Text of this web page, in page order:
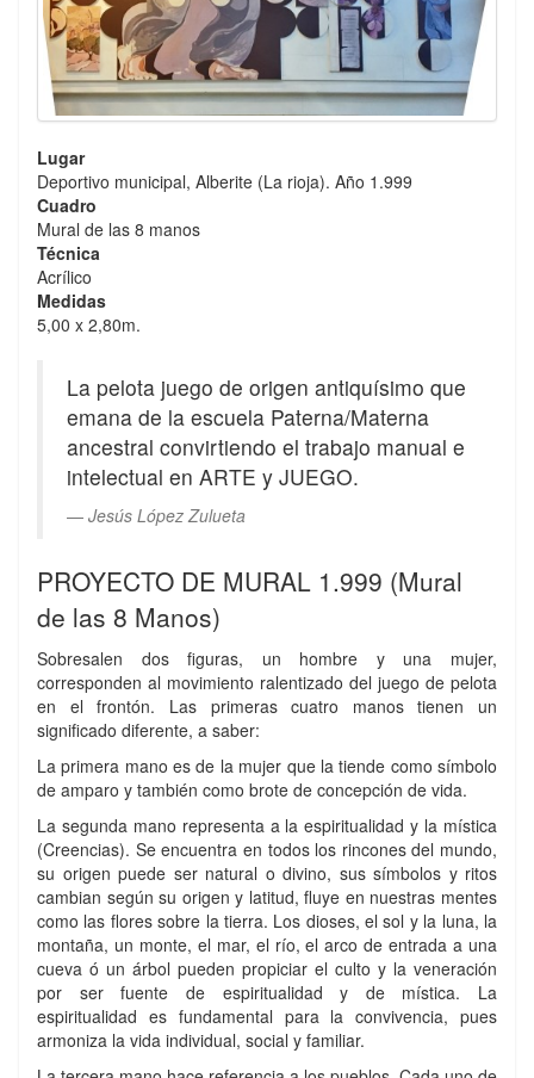
Lugar
Deportivo municipal, Alberite (La rioja). Año 1.999
Cuadro
Mural de las 8 manos
Técnica
Acrílico
Medidas
5,00 x 2,80m.
La pelota juego de origen antiquísimo que
emana de la escuela Paterna/Materna
ancestral convirtiendo el trabajo manual e
intelectual en ARTE y JUEGO.
Jesús López Zulueta
PROYECTO DE MURAL 1.999 (Mural
de las 8 Manos)
Sobresalen dos figuras, un hombre y una mujer,
corresponden al movimiento ralentizado del juego de pelota
en el frontón. Las primeras cuatro manos tienen un
significado diferente, a saber:
La primera mano es de la mujer que la tiende como símbolo
de amparo y también como brote de concepción de vida.
La segunda mano representa a la espiritualidad y la mística
(Creencias). Se encuentra en todos los rincones del mundo,
su origen puede ser natural o divino, sus símbolos y ritos
cambian según su origen y latitud, fluye en nuestras mentes
como las flores sobre la tierra. Los dioses, el sol y la luna, la
montaña, un monte, el mar, el río, el arco de entrada a una
cueva ó un árbol pueden propiciar el culto y la veneración
por ser fuente de espiritualidad y de mística. La
espiritualidad es fundamental para la convivencia, pues
armoniza la vida individual, social y familiar.